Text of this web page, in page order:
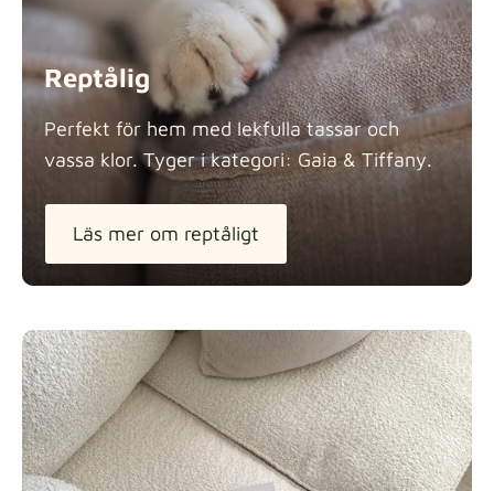
Reptålig
Perfekt för hem med lekfulla tassar och
vassa klor. Tyger i kategori: Gaia & Tiffany.
Läs mer om reptåligt